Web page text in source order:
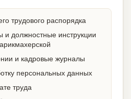
трудового распорядка
и должностные инструкции
и кадровые журналы
персональных данных
труда